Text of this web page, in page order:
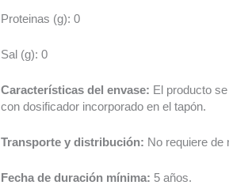
Proteinas (g): 0
Sal (g): 0
Características del envase: El producto
con dosificador incorporado en el tapón.
Transporte y distribución: No requiere de
Fecha de duración mínima: 5 años.